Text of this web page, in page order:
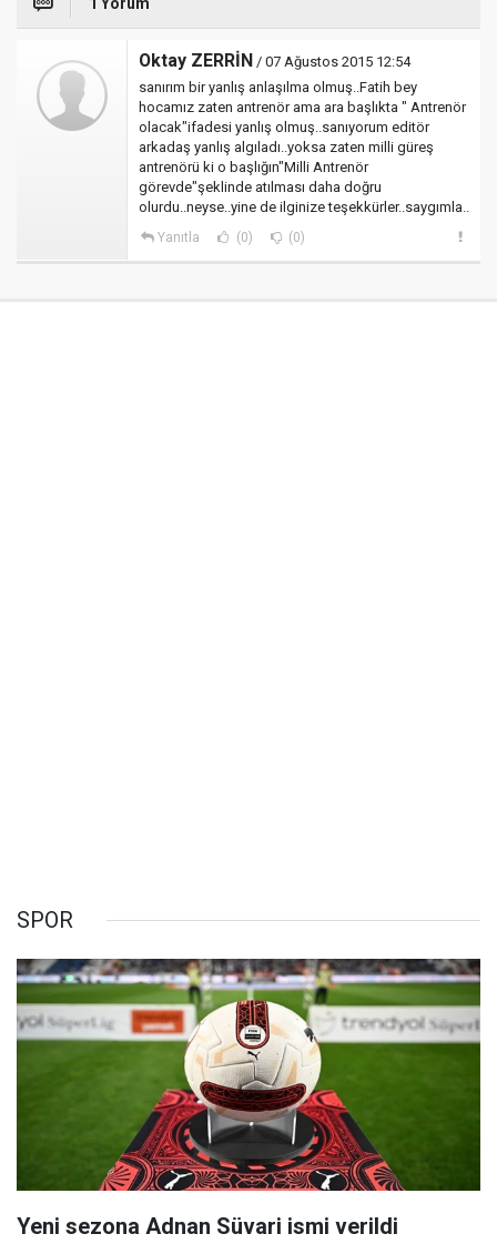
Oktay ZERRİN / 07 Ağustos 2015 12:54
sanırım bir yanlış anlaşılma olmuş..Fatih bey
hocamız zaten antrenör ama ara başlıkta " Antrenör
olacak"ifadesi yanlış olmuş..sanıyorum editör
arkadaş yanlış algıladı..yoksa zaten milli güreş
antrenörü ki o başlığın"Milli Antrenör
görevde"şeklinde atılması daha doğru
olurdu..neyse..yine de ilginize teşekkürler..saygımla..
Yanıtla (0) (0)
SPOR
Yeni sezona Adnan Süvari ismi verildi